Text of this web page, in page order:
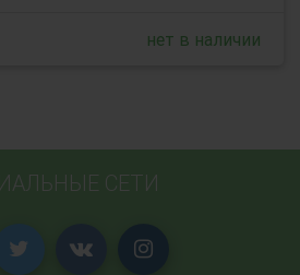
нет в наличии
СЕТИ